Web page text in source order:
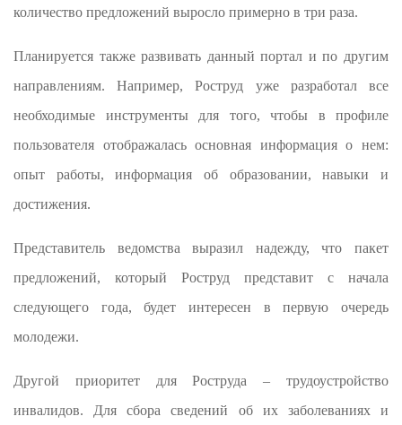
количество предложений выросло примерно в три раза.
Планируется также развивать данный портал и по другим
направлениям. Например, Роструд уже разработал все
необходимые инструменты для того, чтобы в профиле
пользователя отображалась основная информация о нем:
опыт работы, информация об образовании, навыки и
достижения.
Представитель ведомства выразил надежду, что пакет
предложений, который Роструд представит с начала
следующего года, будет интересен в первую очередь
молодежи.
Другой приоритет для Роструда – трудоустройство
инвалидов. Для сбора сведений об их заболеваниях и